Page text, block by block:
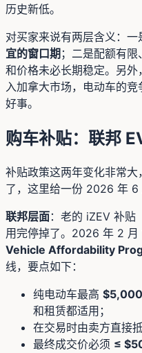
历史新低。
对买家来说有两层含义：一
宜的窗口期 ；二是配额有
和价格未必长期稳定。另
入加拿大市场，电动车的
好事。
购车补贴：联邦
补贴政策这两年变化非常
了，这里给一份 2026 年 6
联邦层面：老的 iZEV 补
用完停掉了。2026 年 2 月
Vehicle Affordability
线，要点如下：
纯电动车最高 $5,000
和租赁都适用；
在交易时由卖方直接抵
最终成交价必须 ≤